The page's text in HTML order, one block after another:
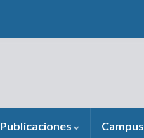
Publicaciones Campus